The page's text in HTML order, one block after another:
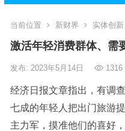
当前位置 新财界 实体创新
激活年轻消费群体、需
发布: 2023年5月14日 1316
经济日报文章指出，有调
七成的年轻人把出门旅游
主力军，摸准他们的喜好